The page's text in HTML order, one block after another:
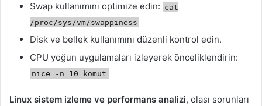
Swap kullanımını optimize edin: cat
/proc/sys/vm/swappiness
Disk ve bellek kullanımını düzenli kontrol edin.
CPU yoğun uygulamaları izleyerek önceliklendirin:
nice -n 10 komut
Linux sistem izleme ve performans analizi, olası sorunları